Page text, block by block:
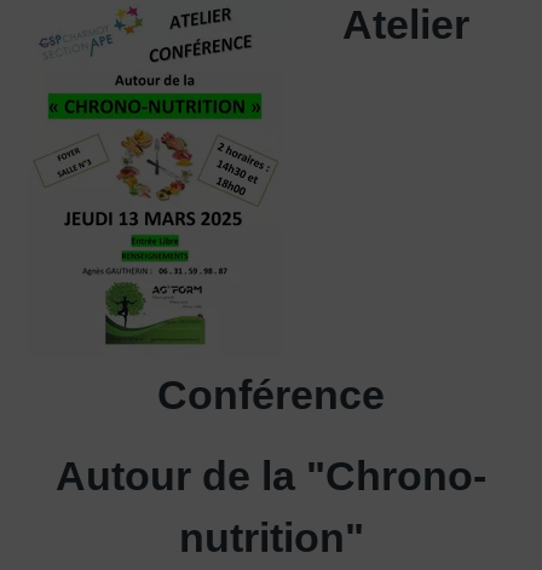
Atelier
Conférence
Autour de la "Chrono-
nutrition"